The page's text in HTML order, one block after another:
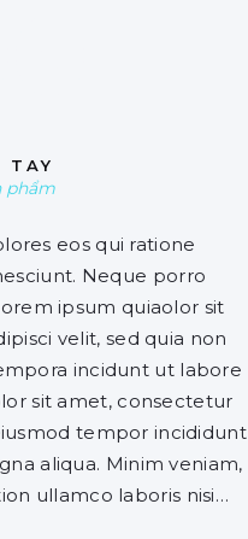
TAY
phẩm
eos qui ratione
Neque porro
ipsum quiaolor sit
velit, sed quia non
incidunt ut labore
sit amet, consectetur
tempor incididunt
aliqua. Minim veniam,
ullamco laboris nisi…